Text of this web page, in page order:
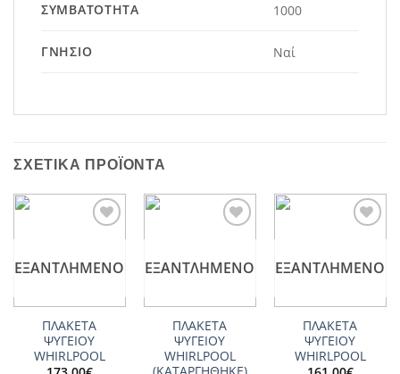
ΣΥΜΒΑΤΌΤΗΤΑ 1000
ΓΝΉΣΙΟ Ναί
ΣΧΕΤΙΚΆ ΠΡΟΪΌΝΤΑ
ΕΞΑΝΤΛΗΜΈΝΟ
ΠΛΑΚΕΤΑ
ΨΥΓΕΙΟΥ
WHIRLPOOL
ΕΞΑΝΤΛΗΜΈΝΟ
ΠΛΑΚΕΤΑ
ΨΥΓΕΙΟΥ
WHIRLPOOL
ΕΞΑΝΤΛΗΜΈΝΟ
ΠΛΑΚΕΤΑ
ΨΥΓΕΙΟΥ
WHIRLPOOL